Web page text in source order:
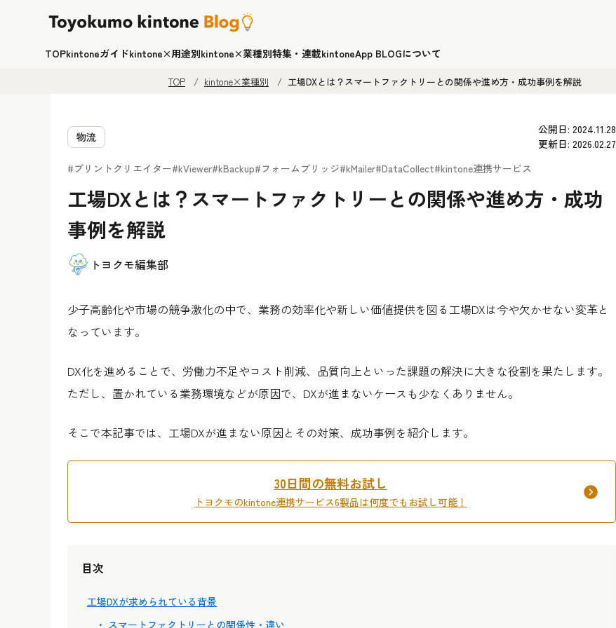
TOPkintoneガイドkintone×用途別kintone×業種別特集・連載kintoneApp BLOGについて
TOP kintone×業種別 工場DXとは？スマートファクトリーとの関係や進め方・成功事例を解説
物流
公開日: 2024.11.28
更新日: 2026.02.27
#プリントクリエイター#kViewer#kBackup#フォームブリッジ#kMailer#DataCollect#kintone連携サービス
工場DXとは？スマートファクトリーとの関係や進め方・成功
事例を解説
トヨクモ編集部
少子高齢化や市場の競争激化の中で、業務の効率化や新しい価値提供を図る工場DXは今や欠かせない変革と
なっています。
DX化を進めることで、労働力不足やコスト削減、品質向上といった課題の解決に大きな役割を果たします。
ただし、置かれている業務環境などが原因で、DXが進まないケースも少なくありません。
そこで本記事では、工場DXが進まない原因とその対策、成功事例を紹介します。
30日間の無料お試し
トヨクモのkintone連携サービス6製品は何度でもお試し可能！
目次
工場DXが求められている背景
スマートファクトリーとの関係性・違い